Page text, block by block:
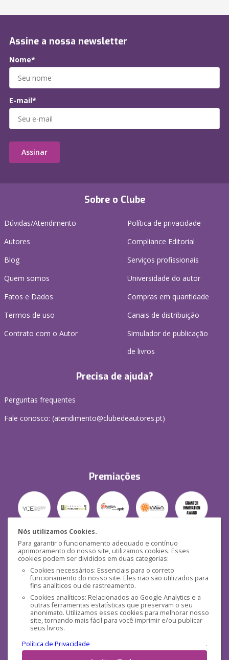
Nós utilizamos Cookies.
Para garantir o funcionamento adequado e contínuo
aprimoramento do nosso site, utilizamos cookies. Esses
cookies podem ser divididos em duas categorias:
Cookies necessários: Essenciais para o correto
funcionamento do nosso site. Eles não são utilizados para
fins analíticos ou de rastreamento.
Cookies analíticos: Relacionados ao Google Analytics e a
outras ferramentas estatísticas que preservam o seu
anonimato. Utilizamos esses cookies para melhorar nosso
site, tornando mais fácil para você imprimir e/ou publicar
seus livros.
Política de Privacidade
.
Sobre o Clube
Dúvidas/Atendimento
Autores
Blog
Quem somos
Fatos e Dados
Termos de uso
Contrato com o Autor
Política de privacidade
Compliance Editorial
Serviços profissionais
Universidade do autor
Compras em quantidade
Canais de distribuição
Simulador de publicação
de livros
Precisa de ajuda?
Perguntas frequentes
Fale conosco: (atendimento@clubedeautores.pt)
Premiações
Segurança
Mídias Sociais
Assine a nossa newsletter
Nome*
E-mail*
Assinar